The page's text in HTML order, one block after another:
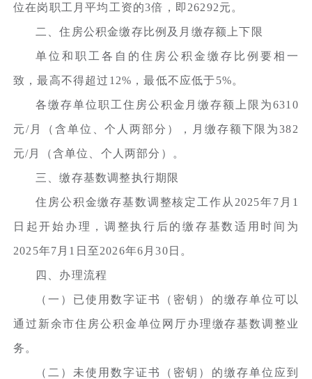
位在岗职工月平均工资的3倍，即26292元。
二、住房公积金缴存比例及月缴存额上下限
单位和职工各自的住房公积金缴存比例要相一
致，最高不得超过12%，最低不应低于5%。
各缴存单位职工住房公积金月缴存额上限为6310
元/月（含单位、个人两部分），月缴存额下限为382
元/月（含单位、个人两部分）。
三、缴存基数调整执行期限
住房公积金缴存基数调整核定工作从2025年7月1
日起开始办理，调整执行后的缴存基数适用时间为
2025年7月1日至2026年6月30日。
四、办理流程
（一）已使用数字证书（密钥）的缴存单位可以
通过新余市住房公积金单位网厅办理缴存基数调整业
务。
（二）未使用数字证书（密钥）的缴存单位应到